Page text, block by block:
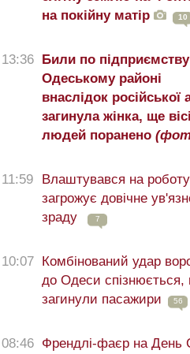
на покійну матір
10
13:36
Били по
Одеському районі
внаслідок російської
загинула жінка, ще
людей поранено
11:59
Влаштувався на
загрожує довічне
зраду
7
10:07
Комбінований удар
до Одеси спізнюється,
загинули пасажири
56
08:46 Френдлі-фаєр на День